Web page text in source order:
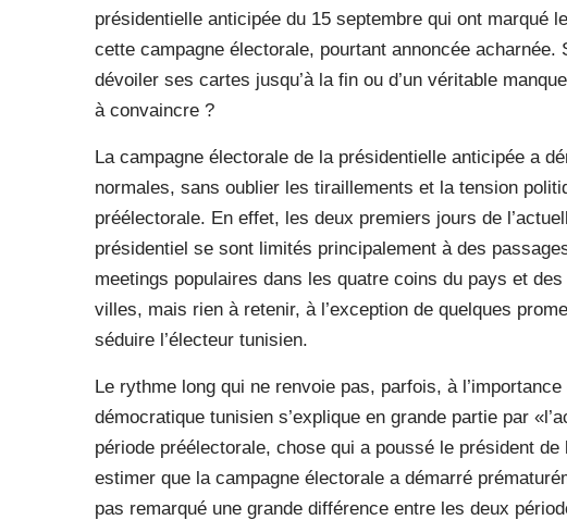
présidentielle anticipée du 15 septembre qui ont marqué
cette campagne électorale, pourtant annoncée acharnée.
dévoiler ses cartes jusqu’à la fin ou d’un véritable
à convaincre ?
La campagne électorale de la présidentielle anticipée a
normales, sans oublier les tiraillements et la tension
préélectorale. En effet, les deux premiers jours de
présidentiel se sont limités principalement à des
meetings populaires dans les quatre coins du pays et
villes, mais rien à retenir, à l’exception de quelques
séduire l’électeur tunisien.
Le rythme long qui ne renvoie pas, parfois, à
démocratique tunisien s’explique en grande partie par
période préélectorale, chose qui a poussé le président
estimer que la campagne électorale a démarré
pas remarqué une grande différence entre les deux